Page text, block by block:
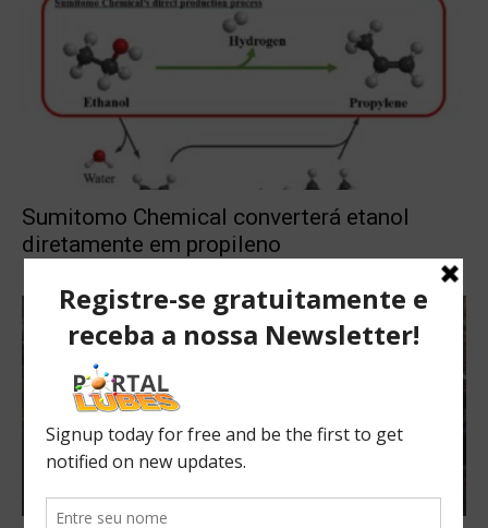
Sumitomo Chemical converterá etanol
diretamente em propileno